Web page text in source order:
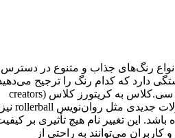
انواع رنگ‌های جذاب و متنوع در دسترس
دارد که کدام رنگ را ترجیح
با توجه به تغییر نام برند از سی.کلاس به کریتورز کلاس (creators
class)، ممکن است محصولات جدیدی مثل روان‌نویس rollerball نیز
این تغییر نام هیچ تأثیری بر
کاربران می‌توانند به راحتی از